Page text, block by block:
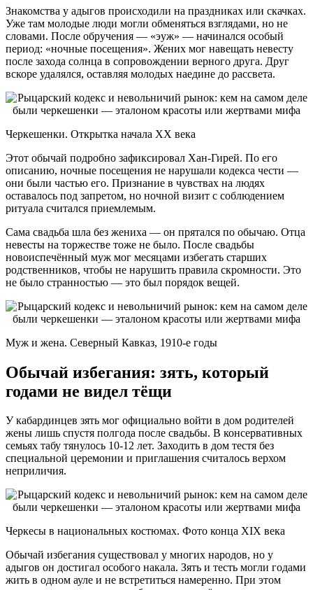
Знакомства у адыгов происходили на праздниках или скачках.
Уже там молодые люди могли обменяться взглядами, но не
словами. После обручения — «эуж» — начинался особый
период: «ночные посещения». Жених мог навещать невесту
после захода солнца в сопровождении верного друга. Друг
вскоре удалялся, оставляя молодых наедине до рассвета.
Черкешенки. Открытка начала XX века
Этот обычай подробно зафиксировал Хан-Гирей. По его
описанию, ночные посещения не нарушали кодекса чести —
они были частью его. Признание в чувствах на людях
оставалось под запретом, но ночной визит с соблюдением
ритуала считался приемлемым.
Сама свадьба шла без жениха — он прятался по обычаю. Отца
невесты на торжестве тоже не было. После свадьбы
новоиспечённый муж мог месяцами избегать старших
родственников, чтобы не нарушить правила скромности. Это
не было странностью — это был порядок вещей.
Муж и жена. Северный Кавказ, 1910-е годы
Обычай избегания: зять, который
годами не видел тёщи
У кабардинцев зять мог официально войти в дом родителей
жены лишь спустя полгода после свадьбы. В консервативных
семьях табу тянулось 10-12 лет. Заходить в дом тестя без
специальной церемонии и приглашения считалось верхом
неприличия.
Черкесы в национальных костюмах. Фото конца XIX века
Обычай избегания существовал у многих народов, но у
адыгов он достигал особого накала. Зять и тесть могли годами
жить в одном ауле и не встретиться намеренно. При этом